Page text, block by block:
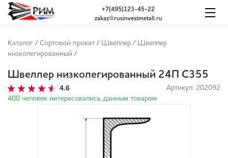
zakaz@rusinvestmetall.ru
+7(495)123-45-22
Каталог / Сортовой прокат / Швеллер / Швеллер
низколегированный /
Швеллер низколегированный 24П С355
4.6
Артикул: 202092
400 человек интересовались данным товаром